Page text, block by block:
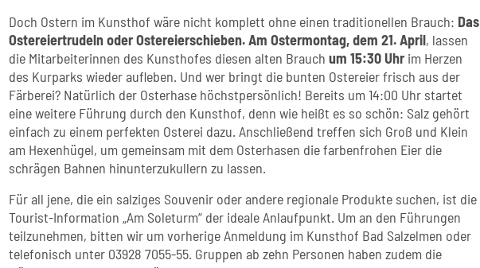
Doch Ostern im Kunsthof wäre nicht komplett ohne einen traditionellen Brauch: Das
Ostereiertrudeln oder Ostereierschieben. Am Ostermontag, dem 21. April, lassen
die Mitarbeiterinnen des Kunsthofes diesen alten Brauch um 15:30 Uhrim Herzen
des Kurparks wieder aufleben. Und wer bringt die bunten Ostereier frisch aus der
Färberei? Natürlich der Osterhase höchstpersönlich! Bereits um 14:00 Uhr startet
eine weitere Führung durch den Kunsthof, denn wie heißt es so schön: Salz gehört
einfach zu einem perfekten Osterei dazu. Anschließend treffen sich Groß und Klein
am Hexenhügel, um gemeinsam mit dem Osterhasen die farbenfrohen Eier die
schrägen Bahnen hinunterzukullern zu lassen.
Für all jene, die ein salziges Souvenir oder andere regionale Produkte suchen, ist die
Tourist-Information „Am Soleturm“ der ideale Anlaufpunkt. Um an den Führungen
teilzunehmen, bitten wir um vorherige Anmeldung im Kunsthof Bad Salzelmen oder
telefonisch unter 03928 7055-55. Gruppen ab zehn Personen haben zudem die